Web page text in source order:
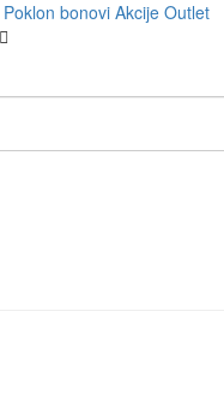
Poklon bonovi Akcije Outlet